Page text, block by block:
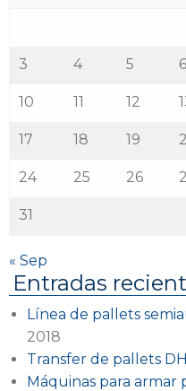
3 4 5 6
10 11 12
17 18 19
24 25 26
31
« Sep
Entradas
Línea de pallets
2018
Transfer de pallets
Máquinas para armar